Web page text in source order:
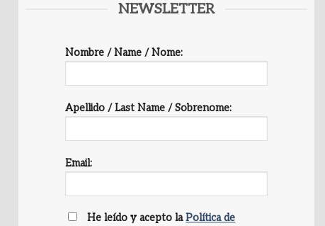
NEWSLETTER
Nombre / Name / Nome:
Apellido / Last Name / Sobrenome:
Email:
He leído y acepto laPolítica de